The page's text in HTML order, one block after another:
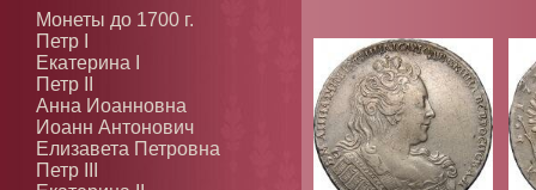
Монеты до 1700 г.
Петр I
Екатерина I
Петр II
Анна Иоанновна
Иоанн Антонович
Елизавета Петровна
Петр III